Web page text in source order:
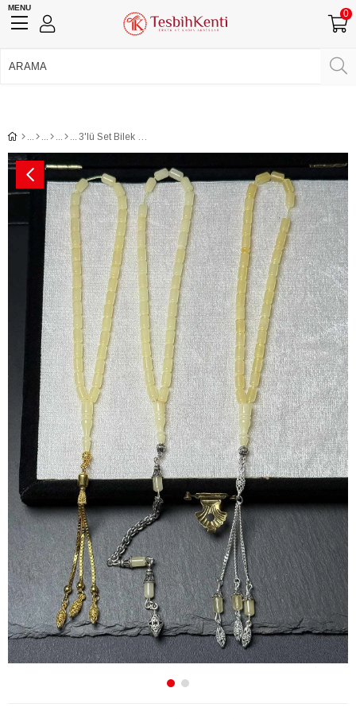
MENU
0
3'lü Set Bilek Boy Gümüş Püsküllü Kaya Damla Kehribar Tesbih